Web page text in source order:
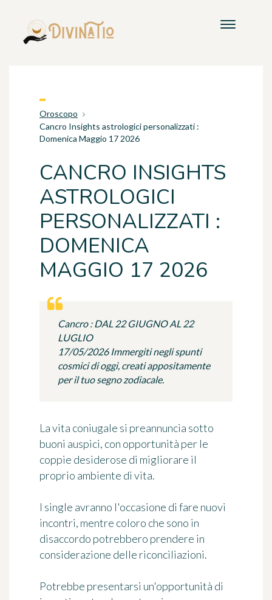
Oroscopo
Cancro Insights astrologici personalizzati :
Domenica Maggio 17 2026
CANCRO INSIGHTS
ASTROLOGICI
PERSONALIZZATI :
DOMENICA
MAGGIO 17 2026
Cancro : DAL 22 GIUGNO AL 22
LUGLIO
17/05/2026 Immergiti negli spunti
cosmici di oggi, creati appositamente
per il tuo segno zodiacale.
La vita coniugale si preannuncia sotto
buoni auspici, con opportunità per le
coppie desiderose di migliorare il
proprio ambiente di vita.
I single avranno l'occasione di fare nuovi
incontri, mentre coloro che sono in
disaccordo potrebbero prendere in
considerazione delle riconciliazioni.
Potrebbe presentarsi un'opportunità di